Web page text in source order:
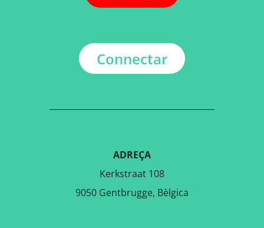
Connectar
ADREÇA
Kerkstraat 108
9050 Gentbrugge, Bèlgica